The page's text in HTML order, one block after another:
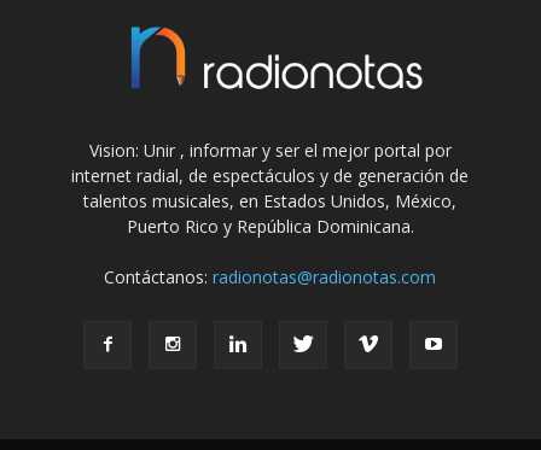
Vision: Unir , informar y ser el mejor portal por
internet radial, de espectáculos y de generación de
talentos musicales, en Estados Unidos, México,
Puerto Rico y República Dominicana.
Contáctanos:radionotas@radionotas.com